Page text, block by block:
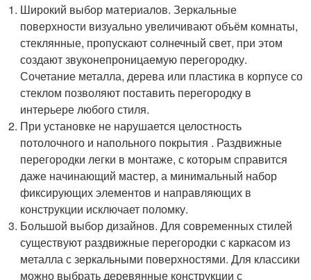
Широкий выбор материалов. Зеркальные
поверхности визуально увеличивают объём комнаты,
стеклянные, пропускают солнечный свет, при этом
создают звуконепроницаемую перегородку.
Сочетание металла, дерева или пластика в корпусе со
стеклом позволяют поставить перегородку в
интерьере любого стиля.
При установке не нарушается целостность
потолочного и напольного покрытия . Раздвижные
перегородки легки в монтаже, с которым справится
даже начинающий мастер, а минимальный набор
фиксирующих элементов и направляющих в
конструкции исключает поломку.
Большой выбор дизайнов. Для современных стилей
существуют раздвижные перегородки с каркасом из
металла с зеркальными поверхностями. Для классики
можно выбрать деревянные конструкции с